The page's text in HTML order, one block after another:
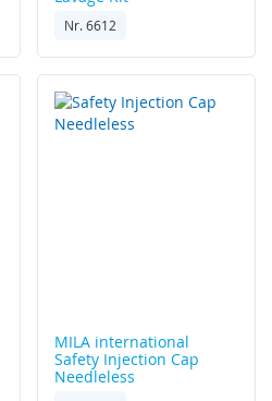
Nr. 6612
MILA international
Safety Injection Cap
Needleless